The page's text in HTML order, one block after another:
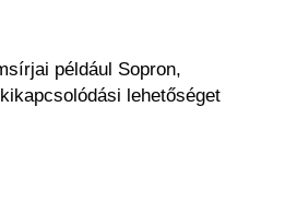
például Sopron,
lehetőséget